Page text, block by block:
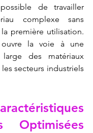
de travailler
complexe sans
première utilisation.
la voie à une
des matériaux
secteurs industriels
Optimisées